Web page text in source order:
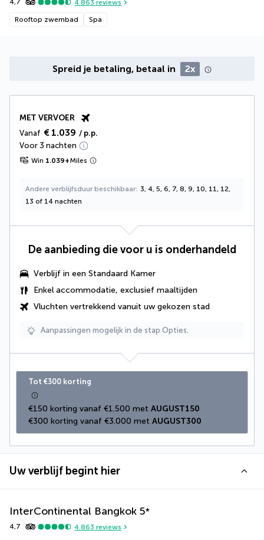
4,7 4.863 reviews
Rooftop zwembad Spa
Spreid je betaling, betaal in 2x
MET VERVOER
Vanaf € 1.039 / p.p.
Voor 3 nachten
Win 1.039+Miles
Andere verblijfsduur beschikbaar 3, 4, 5, 6, 7, 8, 9, 10, 11, 12,
13 of 14 nachten
De aanbieding die voor u is onderhandeld
Verblijf in een Standaard Kamer
Enkel accommodatie, exclusief maaltijden
Vluchten vertrekkend vanuit uw gekozen stad
Aanpassingen mogelijk in de stap Opties.
Tot €300 korting
€150 korting vanaf €1.500 met AUGUST150
€300 korting vanaf €3.000 met AUGUST300
Uw verblijf begint hier
InterContinental Bangkok 5*
4,7 4.863 reviews